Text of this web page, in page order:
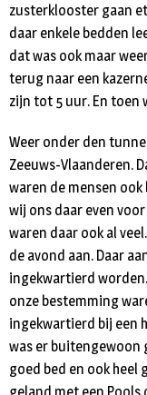
zusterklooster gaan
daar enkele bedden
dat was ook maar
terug naar een
zijn tot 5 uur. En toen
Weer onder den
Zeeuws-Vlaanderen.
waren de mensen ook
wij ons daar even
waren daar ook al
de avond aan. Daar
ingekwartierd
onze bestemming
ingekwartierd bij een
was er buitengewoon
goed bed en ook heel
geland met een